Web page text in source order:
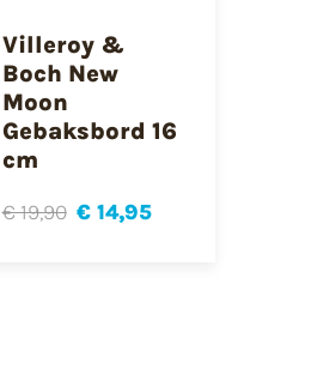
Villeroy &
Boch New
Moon
Gebaksbord 16
cm
€ 19,90 € 14,95